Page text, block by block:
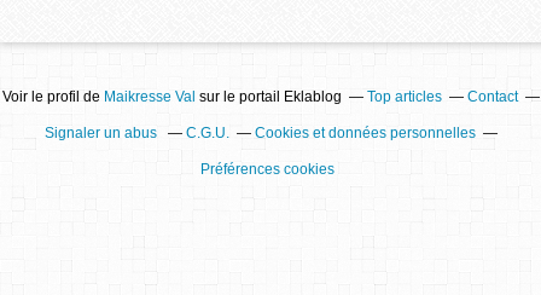
Voir le profil de Maikresse Val sur le portail Eklablog Top articles Contact
Signaler un abus C.G.U. Cookies et données personnelles
Préférences cookies